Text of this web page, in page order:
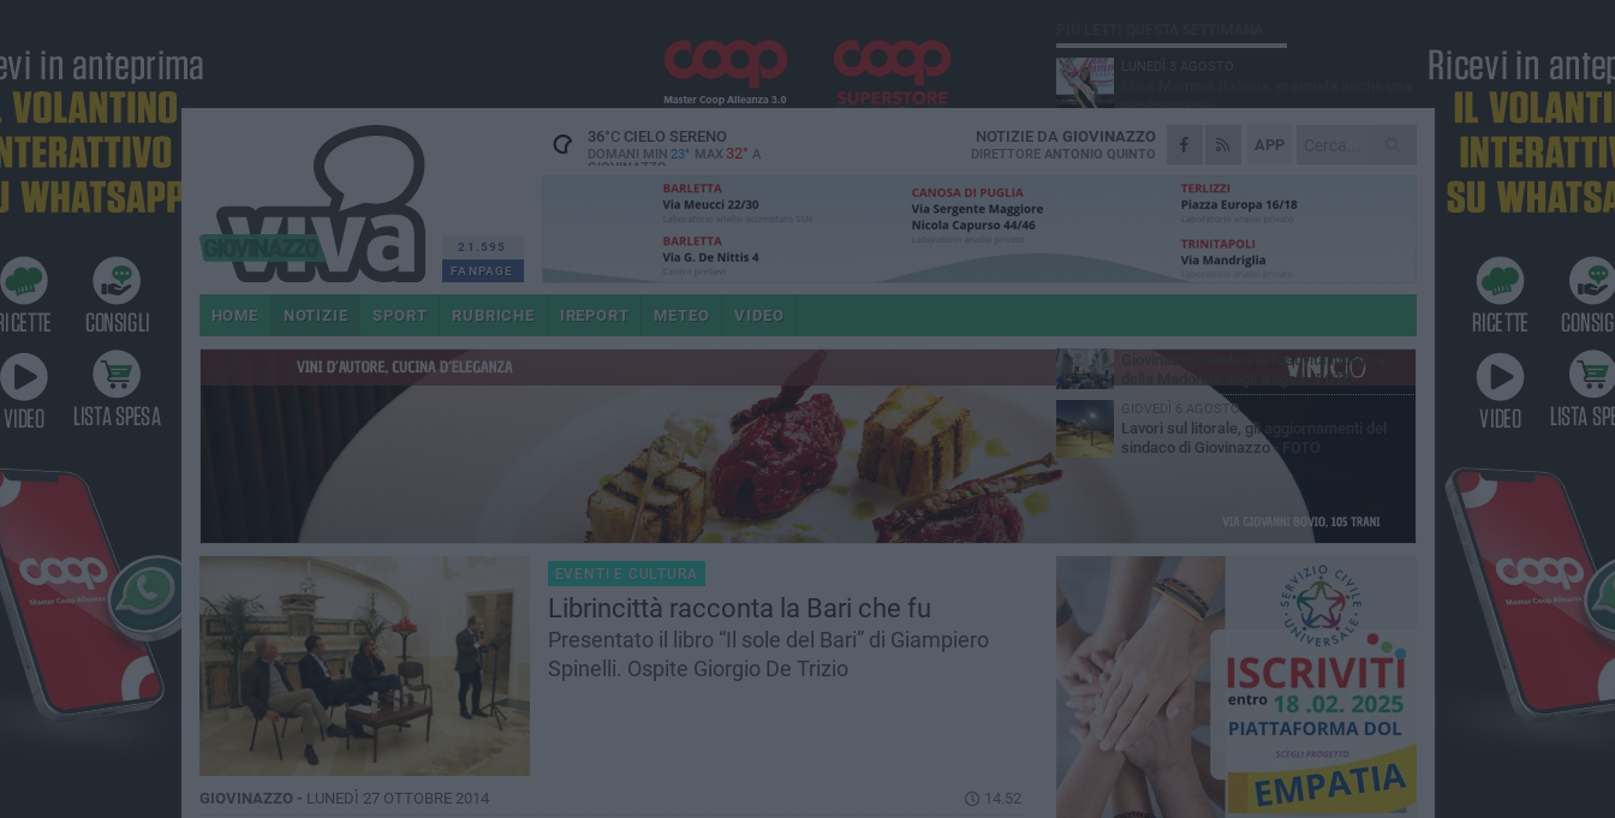
21.595
FANPAGE
36°CCIELO SERENO
DOMANI MIN 23° MAX 32° A
GIOVINAZZO
APP
NOTIZIE DA GIOVINAZZO
DIRETTORE ANTONIO QUINTO
HOME NOTIZIE SPORT RUBRICHE IREPORT METEO VIDEO
EVENTI E CULTURA
Librincittà racconta la Bari che fu
Presentato il libro “Il sole del Bari” di Giampiero
Spinelli. Ospite Giorgio De Trizio
GIOVINAZZO - LUNEDÌ 27 OTTOBRE 2014 14.52
giovinazzese
MARTEDÌ 4 AGOSTO
Liquidi oleosi sul litorale di Giovinazzo,
MERCOLEDÌ 5 AGOSTO
l'assessora Ciliento prova a spegnere le
«Giovinazzo, a che punto siamo?»:
MARTEDÌ 4 AGOSTO
Giovinazzo celebra la festività liturgica
della Madonna degli Angeli - FOTO
GIOVEDÌ 6 AGOSTO
Lavori sul litorale, gli aggiornamenti del
sindaco di Giovinazzo - FOTO